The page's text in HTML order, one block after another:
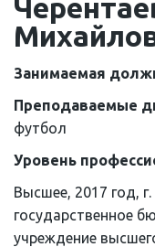
Занимаемая
Преподаваемые
футбол
Уровень
Высшее, 2017 год,
государственное
учреждение